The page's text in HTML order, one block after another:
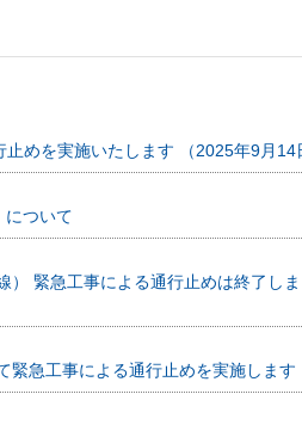
めを実施いたします （2025年9月14
について
） 緊急工事による通行止めは終了し
緊急工事による通行止めを実施します